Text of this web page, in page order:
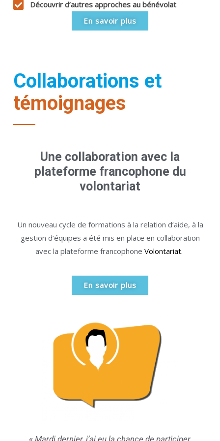
Découvrir d’autres approches au bénévolat
En savoir plus
Collaborations et
témoignages
Une collaboration avec la
plateforme francophone du
volontariat
Un nouveau cycle de formations à la relation d’aide, à la
gestion d’équipes a été mis en place en collaboration
avec la plateforme francophone Volontariat.
En savoir plus